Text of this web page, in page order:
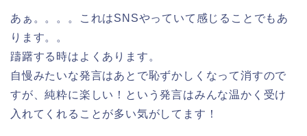
あぁ。。。。これはSNSやっていて感じることでもあ
ります。。
躊躇する時はよくあります。
自慢みたいな発言はあとで恥ずかしくなって消すので
すが、純粋に楽しい！という発言はみんな温かく受け
入れてくれることが多い気がしてます！